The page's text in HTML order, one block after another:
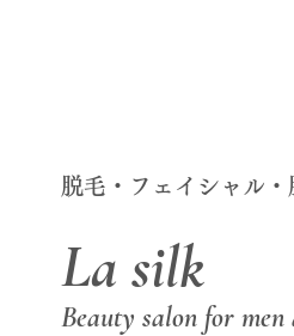
脱毛・フェイシャル
La silk
Beauty salon for men